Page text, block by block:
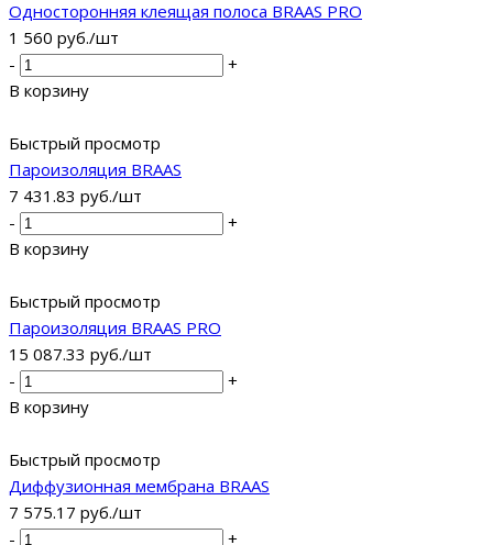
Односторонняя клеящая полоса BRAAS PRO
1 560 руб./шт
-
+
В корзину
Быстрый просмотр
Пароизоляция BRAAS
7 431.83 руб./шт
-
+
В корзину
Быстрый просмотр
Пароизоляция BRAAS PRO
15 087.33 руб./шт
-
+
В корзину
Быстрый просмотр
Диффузионная мембрана BRAAS
7 575.17 руб./шт
-
+